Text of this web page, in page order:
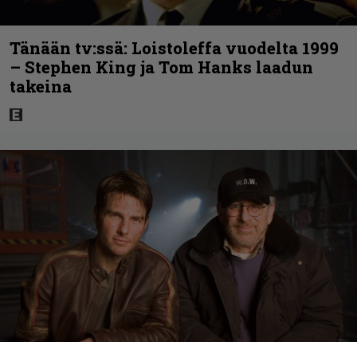
Tänään tv:ssä: Loistoleffa vuodelta 1999
– Stephen King ja Tom Hanks laadun
takeina